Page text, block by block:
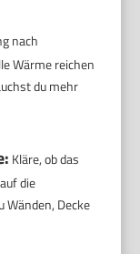
nach
Wärme reichen
du mehr
Kläre, ob das
die
Wänden, Decke